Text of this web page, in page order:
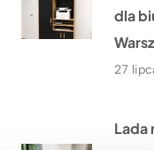
dla
27
Lada